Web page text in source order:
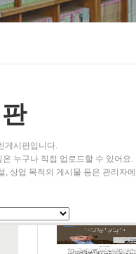
게시판입니다.
누구나 직접 업로드할 수 있어요.
, 상업 목적의 게시물 등은 관리자